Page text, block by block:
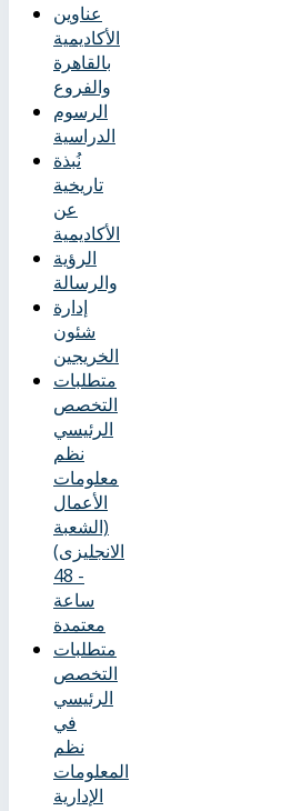
عناوين
الأكاديمية
بالقاهرة
والفروع
الرسوم
الدراسية
نُبذة
تاريخية
عن
الأكاديمية
الرؤية
والرسالة
إدارة
شئون
الخريجين
متطلبات
التخصص
الرئيسي
نظم
معلومات
الأعمال
(الشعبة
الانجليزى)
- 48
ساعة
معتمدة
متطلبات
التخصص
الرئيسي
في
نظم
المعلومات
الإدارية